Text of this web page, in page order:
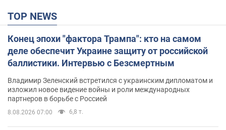
TOP NEWS
Конец эпохи "фактора Трампа": кто на самом
деле обеспечит Украине защиту от российской
баллистики. Интервью с Безсмертным
Владимир Зеленский встретился с украинским дипломатом и
изложил новое видение войны и роли международных
партнеров в борьбе с Россией
8.08.2026 07:00 6,8 т.